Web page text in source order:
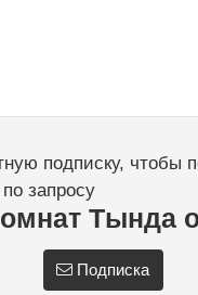
подписку, чтобы
запросу
Тында
Подписка